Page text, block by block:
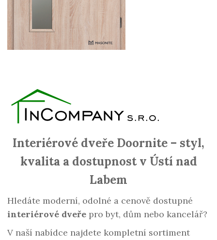
Interiérové dveře Doornite – styl,
kvalita a dostupnost v Ústí nad
Labem
Hledáte moderní, odolné a cenově dostupné
interiérové dveře pro byt, dům nebo kancelář?
V naší nabídce najdete kompletní sortiment